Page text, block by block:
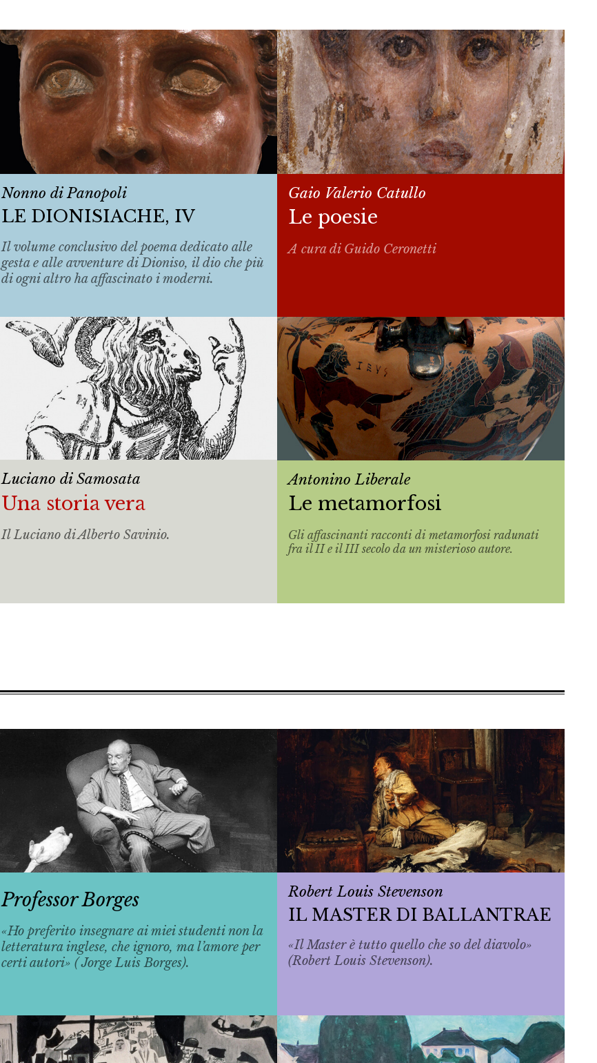
Nonno di Panopoli
LE DIONISIACHE, IV
Il volume conclusivo del poema dedicato alle
gesta e alle avventure di Dioniso, il dio che più
di ogni altro ha affascinato i moderni.
Gaio Valerio Catullo
Le poesie
A cura di Guido Ceronetti
Luciano di Samosata
Una storia vera
Il Luciano di Alberto Savinio.
Antonino Liberale
Le metamorfosi
Gli affascinanti racconti di metamorfosi radunati
fra il II e il III secolo da un misterioso autore.
Professor Borges
«Ho preferito insegnare ai miei studenti non la
letteratura inglese, che ignoro, ma l’amore per
certi autori» ( Jorge Luis Borges).
Robert Louis Stevenson
IL MASTER DI BALLANTRAE
«Il Master è tutto quello che so del diavolo»
(Robert Louis Stevenson).